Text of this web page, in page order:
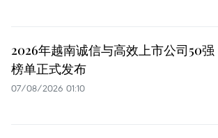
2026年越南诚信与高效上市公司50强
榜单正式发布
07/08/2026 01:10